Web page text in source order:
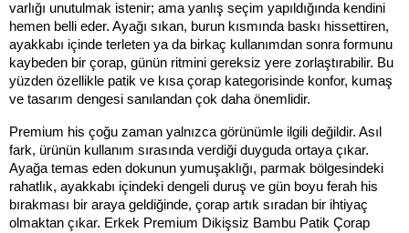
varlığı unutulmak istenir; ama yanlış seçim yapıldığında kendini
hemen belli eder. Ayağı sıkan, burun kısmında baskı hissettiren,
ayakkabı içinde terleten ya da birkaç kullanımdan sonra formunu
kaybeden bir çorap, günün ritmini gereksiz yere zorlaştırabilir. Bu
yüzden özellikle patik ve kısa çorap kategorisinde konfor, kumaş
ve tasarım dengesi sanılandan çok daha önemlidir.
Premium his çoğu zaman yalnızca görünümle ilgili değildir. Asıl
fark, ürünün kullanım sırasında verdiği duyguda ortaya çıkar.
Ayağa temas eden dokunun yumuşaklığı, parmak bölgesindeki
rahatlık, ayakkabı içindeki dengeli duruş ve gün boyu ferah his
bırakması bir araya geldiğinde, çorap artık sıradan bir ihtiyaç
olmaktan çıkar. Erkek Premium Dikişsiz Bambu Patik Çorap